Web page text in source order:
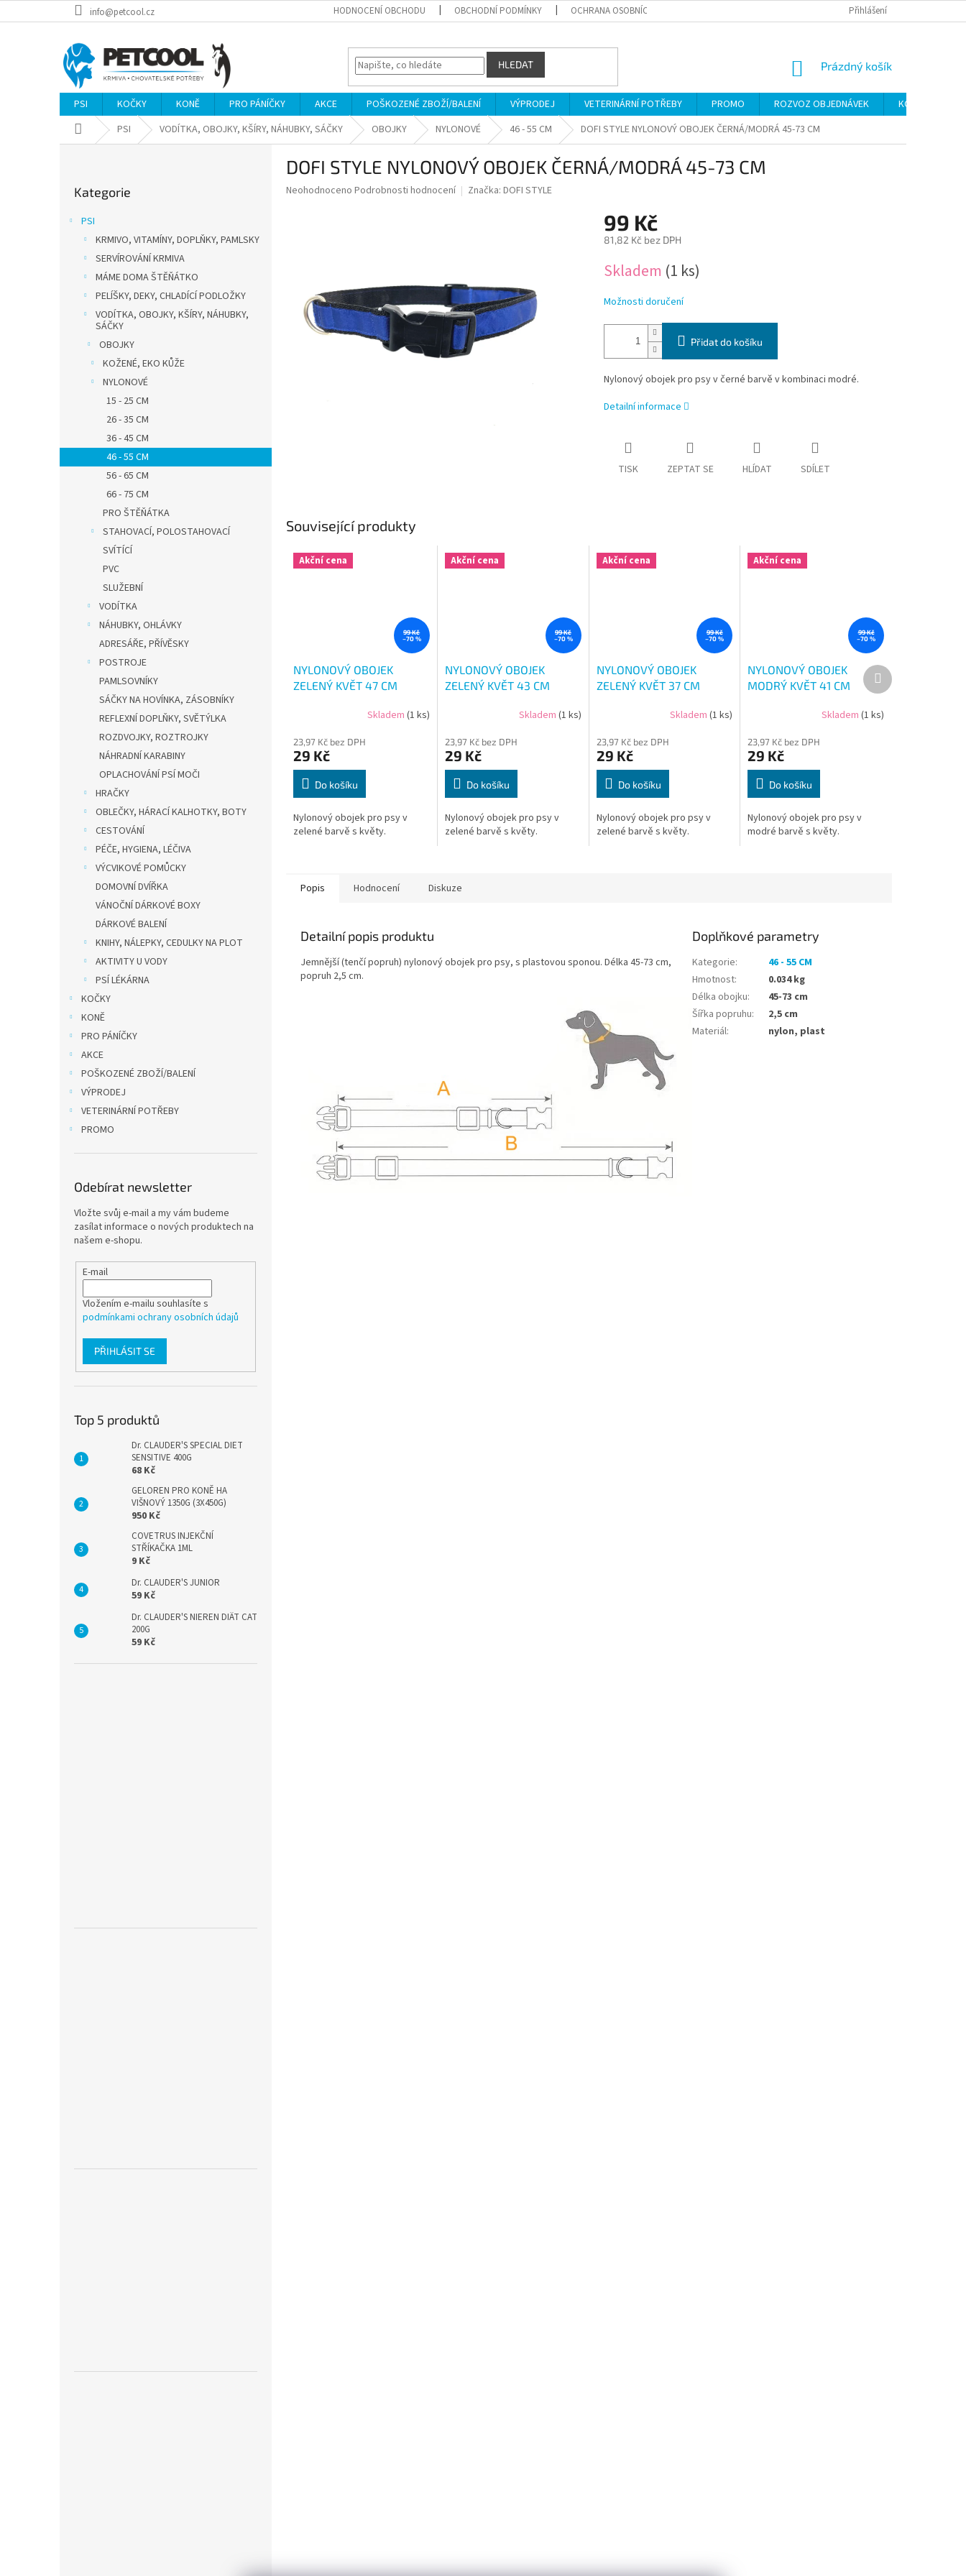
na
info@petcool.cz HODNOCENÍ OBCHODU OBCHODNÍ PODMÍNKY OCHRANA OSOBNÍCH ÚDAJŮ Přihlášení
HLEDAT
NÁKUPNÍ
Prázdný košík
PSI KOČKY KONĚ PRO PÁNÍČKY AKCE POŠKOZENÉ ZBOŽÍ/BALENÍ VÝPRODEJ VETERINÁRNÍ POTŘEBY PROMO ROZVOZ OBJEDNÁVEK
KONTAKTY
Domů PSI VODÍTKA, OBOJKY, KŠÍRY, NÁHUBKY, SÁČKY OBOJKY NYLONOVÉ 46 - 55 CM DOFI STYLE NYLONOVÝ OBOJEK ČERNÁ/MODRÁ 45-73 CM
kategorie
Kategorie
PSI
KRMIVO, VITAMÍNY, DOPLŇKY, PAMLSKY
SERVÍROVÁNÍ KRMIVA
MÁME DOMA ŠTĚŇÁTKO
PELÍŠKY, DEKY, CHLADÍCÍ PODLOŽKY
VODÍTKA, OBOJKY, KŠÍRY, NÁHUBKY,
SÁČKY
OBOJKY
KOŽENÉ, EKO KŮŽE
NYLONOVÉ
15 - 25 CM
26 - 35 CM
36 - 45 CM
46 - 55 CM
56 - 65 CM
66 - 75 CM
PRO ŠTĚŇÁTKA
STAHOVACÍ, POLOSTAHOVACÍ
SVÍTÍCÍ
PVC
SLUŽEBNÍ
VODÍTKA
NÁHUBKY, OHLÁVKY
ADRESÁŘE, PŘÍVĚSKY
POSTROJE
PAMLSOVNÍKY
SÁČKY NA HOVÍNKA, ZÁSOBNÍKY
REFLEXNÍ DOPLŇKY, SVĚTÝLKA
ROZDVOJKY, ROZTROJKY
NÁHRADNÍ KARABINY
OPLACHOVÁNÍ PSÍ MOČI
HRAČKY
OBLEČKY, HÁRACÍ KALHOTKY, BOTY
CESTOVÁNÍ
PÉČE, HYGIENA, LÉČIVA
VÝCVIKOVÉ POMŮCKY
DOMOVNÍ DVÍŘKA
VÁNOČNÍ DÁRKOVÉ BOXY
DÁRKOVÉ BALENÍ
KNIHY, NÁLEPKY, CEDULKY NA PLOT
AKTIVITY U VODY
PSÍ LÉKÁRNA
KOČKY
KONĚ
PRO PÁNÍČKY
AKCE
POŠKOZENÉ ZBOŽÍ/BALENÍ
VÝPRODEJ
VETERINÁRNÍ POTŘEBY
PROMO
Odebírat newsletter
Vložte svůj e-mail a my vám budeme
zasílat informace o nových produktech na
našem e-shopu.
E-mail
Vložením e-mailu souhlasíte s
podmínkami ochrany osobních údajů
PŘIHLÁSIT SE
Top 5 produktů
Dr. CLAUDER'S SPECIAL DIET
SENSITIVE 400G
68 Kč
GELOREN PRO KONĚ HA
VIŠNOVÝ 1350G (3X450G)
950 Kč
COVETRUS INJEKČNÍ
STŘÍKAČKA 1ML
9 Kč
Dr. CLAUDER'S JUNIOR
59 Kč
Dr. CLAUDER'S NIEREN DIÄT CAT
200G
59 Kč
DOFI STYLE NYLONOVÝ OBOJEK ČERNÁ/MODRÁ 45-73 CM
Průměrné
Neohodnoceno Podrobnosti hodnocení Značka: DOFI STYLE
99 Kč
81,82 Kč bez DPH
cena:
Skladem (1 ks)
Možnosti doručení
Přidat do košíku
Nylonový obojek pro psy v černé barvě v kombinaci modré.
Detailní informace
TISK ZEPTAT SE HLÍDAT SDÍLET
Související produkty
Akční cena
99 Kč
–70 %
NYLONOVÝ OBOJEK
ZELENÝ KVĚT 47 CM
Skladem (1 ks)
23,97 Kč bez DPH
29 Kč
Do košíku
Nylonový obojek pro psy v
zelené barvě s květy.
Akční cena
99 Kč
–70 %
NYLONOVÝ OBOJEK
ZELENÝ KVĚT 43 CM
Skladem (1 ks)
23,97 Kč bez DPH
29 Kč
Do košíku
Nylonový obojek pro psy v
zelené barvě s květy.
Akční cena
99 Kč
–70 %
NYLONOVÝ OBOJEK
ZELENÝ KVĚT 37 CM
Skladem(1 ks)
23,97 Kč bez DPH
29 Kč
Do košíku
Nylonový obojek pro psy v
zelené barvě s květy.
Akční cena
99 Kč
–70 %
NYLONOVÝ OBOJEK
MODRÝ KVĚT 41 CM
Skladem (1 ks)
23,97 Kč bez DPH
29 Kč
Do košíku
Nylonový obojek pro psy v
modré barvě s květy.
Další
produkt
Popis Hodnocení Diskuze
Detailní popis produktu
Jemnější (tenčí popruh) nylonový obojek pro psy, s plastovou sponou. Délka 45-73 cm,
popruh 2,5 cm.
Doplňkové parametry
Kategorie:
46 - 55 CM
Hmotnost:
0.034 kg
Délka obojku:
45-73 cm
Šířka popruhu:
2,5 cm
Materiál: nylon, plast